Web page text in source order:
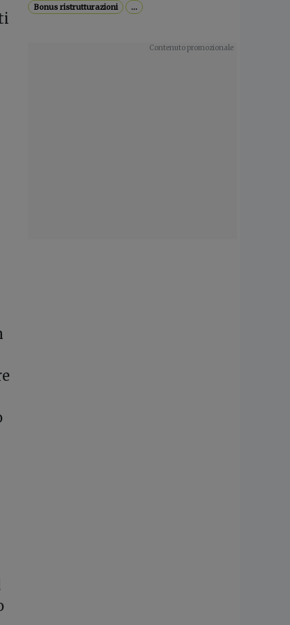
Bonus ristrutturazioni
...